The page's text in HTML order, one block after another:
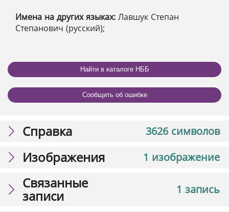
Имена на других языках: Лавшук Степан
Степанович (русский);
Найти в каталоге НББ
Сообщить об ошибке
3626 символов
Справка
1 изображение
Изображения
1 запись
Связанные
записи